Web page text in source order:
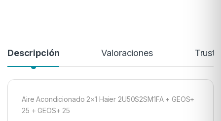
Descripción Valoraciones
Aire Acondicionado 2×1 Haier 2U50S2SM1FA + GEOS+
25 + GEOS+ 25